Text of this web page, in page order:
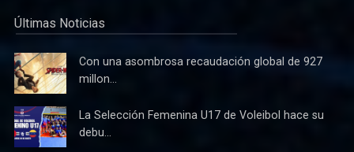
Últimas Noticias
Con una asombrosa recaudación global de 927
millon...
La Selección Femenina U17 de Voleibol hace su
debu...